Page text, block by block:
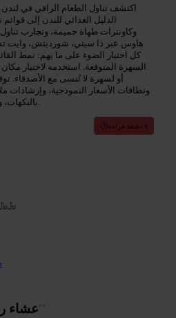
اكتشف تناول الطعام الراقي في
الدليل الغذائي للندن إلى
وكاونترات طهاة حميمة، وتجارب
هاوس عبر ذا سيتي، شورديتش، وايت
كل اختيار الضوء على ما يهم: نمط
السهرة المتوقعة. استخدمه لاختيار
أو لسهرة لا تُنسى مع الأصدقاء.
ونطاقات الأسعار النموذجية، وإرشادات
بالنكهات، وغادر ومعك خطة واضحة للحجز.
٧ دقيقة قراءة
عشاء”